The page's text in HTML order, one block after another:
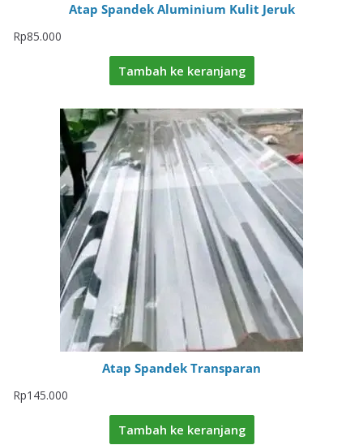
Atap Spandek Aluminium Kulit Jeruk
Rp85.000
Tambah ke keranjang
Atap Spandek Transparan
Rp145.000
Tambah ke keranjang